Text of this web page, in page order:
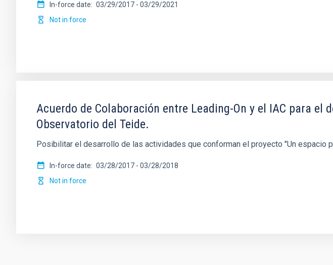
In-force date 03/29/2017 - 03/29/2021
Not in force
Acuerdo de Colaboración entre Leading-On y el IAC para el
Observatorio del Teide.
Posibilitar el desarrollo de las actividades que conforman el proyecto "Un espacio
In-force date 03/28/2017 - 03/28/2018
Not in force